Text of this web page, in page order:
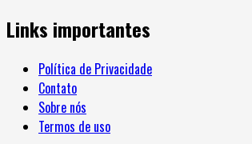
Links importantes
Política de Privacidade
Contato
Sobre nós
Termos de uso